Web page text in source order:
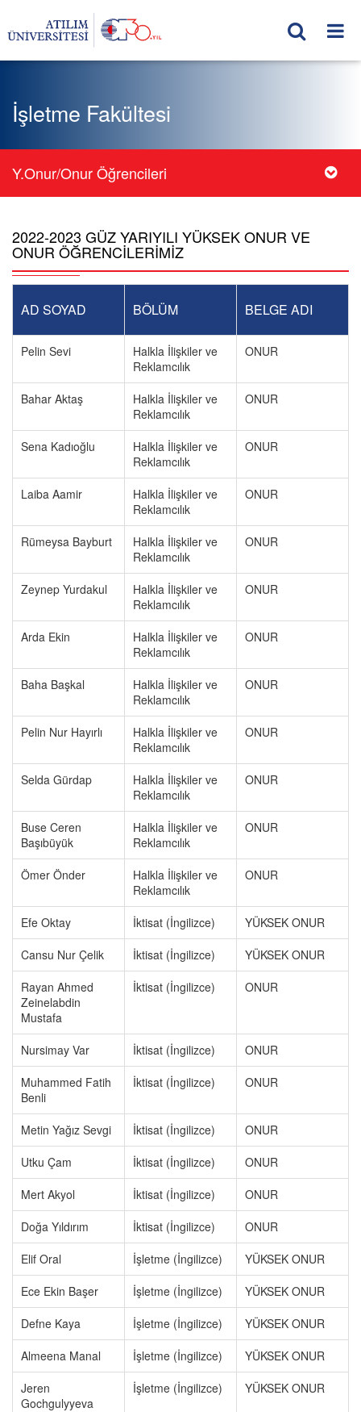
İşletme Fakültesi
Y.Onur/Onur Öğrencileri
2022-2023 GÜZ YARIYILI YÜKSEK ONUR VE
ONUR ÖĞRENCİLERİMİZ
AD SOYAD BÖLÜM BELGE ADI
Pelin Sevi
Halkla İlişkiler ve
Reklamcılık
ONUR
Bahar Aktaş
Halkla İlişkiler ve
Reklamcılık
ONUR
Sena Kadıoğlu
Halkla İlişkiler ve
Reklamcılık
ONUR
Laiba Aamir
Halkla İlişkiler ve
Reklamcılık
ONUR
Rümeysa Bayburt
Halkla İlişkiler ve
Reklamcılık
ONUR
Zeynep Yurdakul
Halkla İlişkiler ve
Reklamcılık
ONUR
Arda Ekin
Halkla İlişkiler ve
Reklamcılık
ONUR
Baha Başkal
Halkla İlişkiler ve
Reklamcılık
ONUR
Pelin Nur Hayırlı
Halkla İlişkiler ve
Reklamcılık
ONUR
Selda Gürdap
Halkla İlişkiler ve
Reklamcılık
ONUR
Buse Ceren
Başıbüyük
Halkla İlişkiler ve
Reklamcılık
ONUR
Ömer Önder
Halkla İlişkiler ve
Reklamcılık
ONUR
Efe Oktay İktisat (İngilizce)
YÜKSEK ONUR
Cansu Nur Çelik
İktisat (İngilizce)
YÜKSEK ONUR
Rayan Ahmed
Zeinelabdin
Mustafa
İktisat (İngilizce) ONUR
Nursimay Var İktisat (İngilizce)
ONUR
Muhammed Fatih
Benli
İktisat (İngilizce) ONUR
Metin Yağız Sevgi İktisat (İngilizce)
ONUR
Utku Çam
İktisat (İngilizce)
ONUR
Mert Akyol
İktisat (İngilizce)
ONUR
Doğa Yıldırım
İktisat (İngilizce)
ONUR
Elif Oral
İşletme (İngilizce)
YÜKSEK ONUR
Ece Ekin Başer
İşletme (İngilizce)
YÜKSEK ONUR
Defne Kaya
İşletme (İngilizce)
YÜKSEK ONUR
Almeena Manal
İşletme (İngilizce)
YÜKSEK ONUR
Jeren
Gochgulyyeva
İşletme (İngilizce) YÜKSEK ONUR